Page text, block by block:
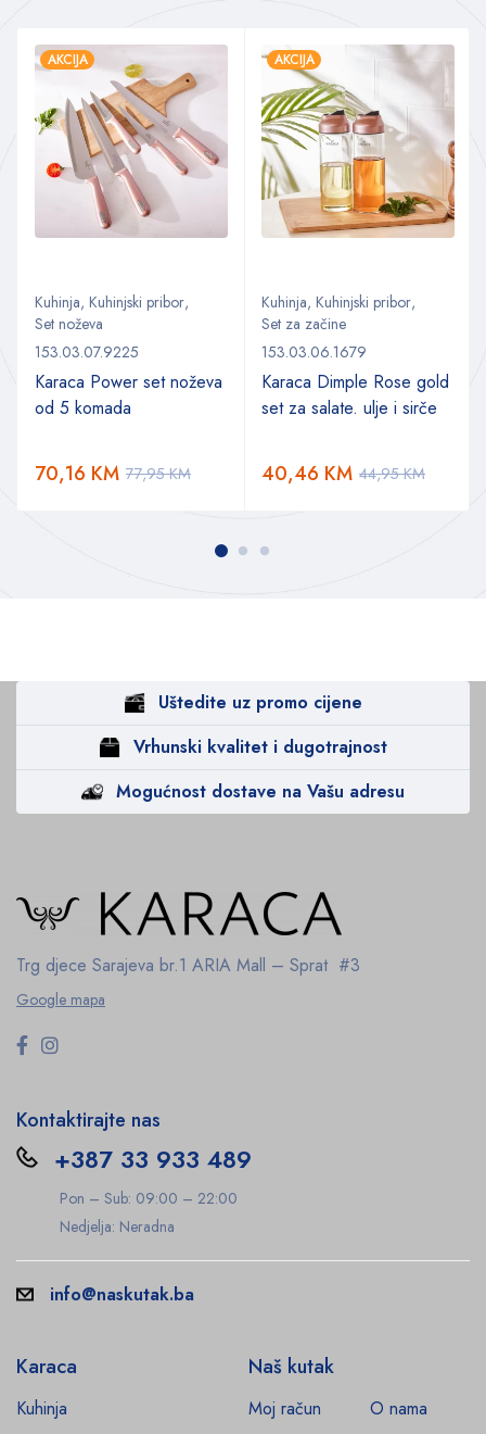
AKCIJA
Kuhinja, Kuhinjski pribor,
Set noževa
153.03.07.9225
Karaca Power set noževa
od 5 komada
77,95KM
70,16 KM
AKCIJA
Kuhinja, Kuhinjski pribor,
Set za začine
153.03.06.1679
Karaca Dimple Rose gold
set za salate. ulje i sirče
44,95KM
40,46 KM
Uštedite uz promo cijene
Vrhunski kvalitet i dugotrajnost
Mogućnost dostave na Vašu adresu
Trg djece Sarajeva br.1 ARIA Mall – Sprat #3
Google mapa
Kontaktirajte nas
+387 33 933 489
Pon – Sub: 09:00 – 22:00
Nedjelja: Neradna
info@naskutak.ba
Karaca
Kuhinja
Naš kutak
Moj račun
O nama